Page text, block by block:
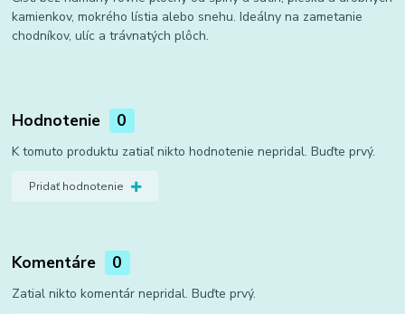
kamienkov, mokrého lístia alebo snehu. Ideálny na zametanie
chodníkov, ulíc a trávnatých plôch.
Hodnotenie 0
K tomuto produktu zatiaľ nikto hodnotenie nepridal. Buďte prvý.
Pridať hodnotenie
Komentáre 0
Zatial nikto komentár nepridal. Buďte prvý.